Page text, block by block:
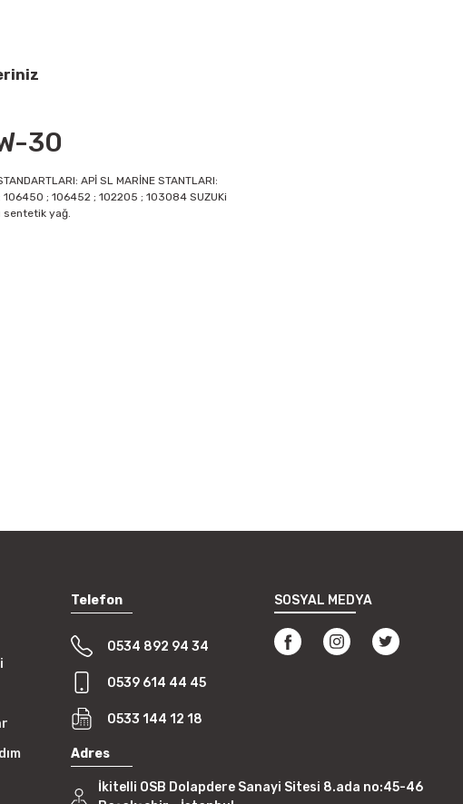
30
APİ SL MARİNE STANTLARI:
106450 ; 106452 ; 102205 ; 103084 SUZUKi
sentetik yağ.
Telefon
0534 892 94 34
0539 614 44 45
0533 144 12 18
SOSYAL MEDYA
Adres
İkitelli OSB Dolapdere Sanayi Sitesi 8.ada no:45-46